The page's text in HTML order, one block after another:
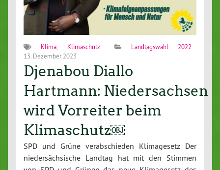
Klima Klimaschutz
Landtagswahl 2022
13. Dezember 2023
Djenabou Diallo
Hartmann: Niedersachsen
wird Vorreiter beim
Klimaschutz￼
SPD und Grüne verabschieden Klimagesetz Der
niedersächsische Landtag hat mit den Stimmen